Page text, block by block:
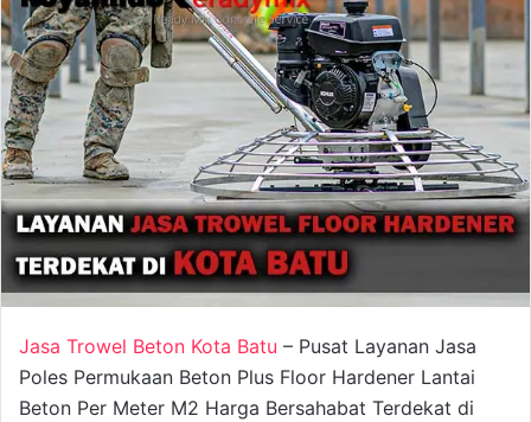
Jasa Trowel Beton Kota Batu – Pusat Layanan Jasa
Poles Permukaan Beton Plus Floor Hardener Lantai
Beton Per Meter M2 Harga Bersahabat Terdekat di